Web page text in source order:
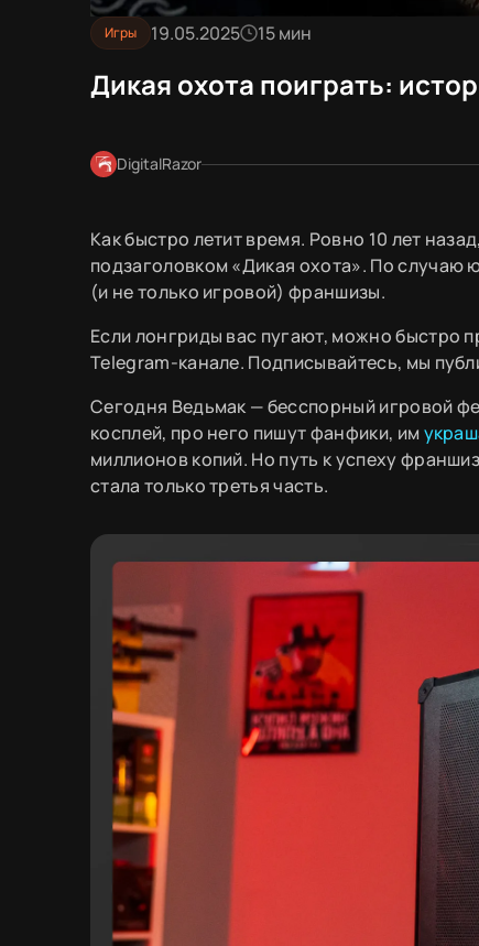
Игры 19.05.2025 15 мин
Дикая охота поиграть:
DigitalRazor
Как быстро летит время. Ровно 10 лет
подзаголовком «Дикая охота». По случаю
(и не только игровой) франшизы.
Если лонгриды вас пугают, можно быстро
Telegram-канале. Подписывайтесь, мы
Сегодня Ведьмак — бесспорный игровой
косплей, про него пишут фанфики, им
миллионов копий. Но путь к успеху
стала только третья часть.